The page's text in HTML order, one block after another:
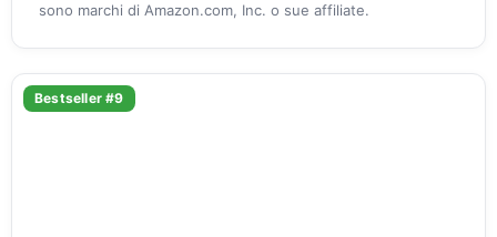
sono marchi di Amazon.com, Inc. o sue affiliate.
Bestseller #9